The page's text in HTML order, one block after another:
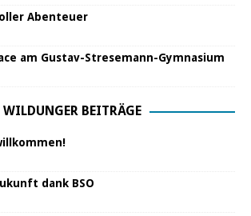
Abenteuer
am Gustav-Stresemann-Gymnasium
WILDUNGER BEITRÄGE
dank BSO